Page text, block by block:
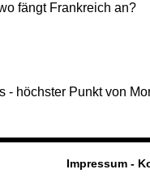
fängt Frankreich an?
- höchster Punkt von
Impressum -